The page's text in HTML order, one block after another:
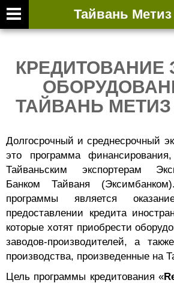
Тайвань
КРЕДИТОВАНИЕ
ТАЙВАНЬ
Долгосрочный и среднесрочный
это программа
Тайваньским экспортерам
Банком Тайваня
программы является
предоставлении кредита
которые хотят приобрести
заводов-производителей, а
производства, произведенные на
Цель программы кредитования «